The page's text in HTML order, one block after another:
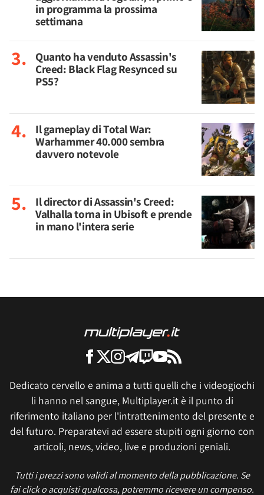
in programma la prossima
settimana
Quanto ha venduto Assassin's
Creed: Black Flag Resynced su
PS5?
Il gameplay di Total War:
Warhammer 40.000 sembra
davvero notevole
Il director di Assassin's Creed:
Valhalla torna in Ubisoft e prende
in mano l'intera serie
Dedicato cervello e anima a tutti quelli che i videogiochi
li hanno nel sangue, Multiplayer.it è il punto di
riferimento italiano per l'intrattenimento del presente e
del futuro. Preparatevi ad essere stupiti ogni giorno con
articoli, news, video, live e produzioni geniali.
Tutti i prezzi sono validi al momento della pubblicazione. Se
fai click o acquisti qualcosa, potremmo ricevere un compenso.